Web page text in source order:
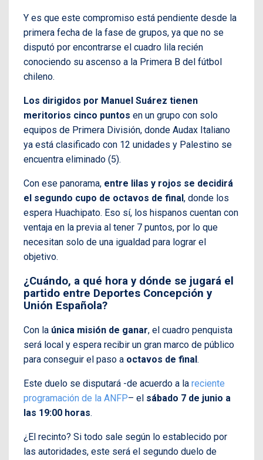
Y es que este compromiso está pendiente desde la
primera fecha de la fase de grupos, ya que no se
disputó por encontrarse el cuadro lila recién
conociendo su ascenso a la Primera B del fútbol
chileno.
Los dirigidos por Manuel Suárez tienen
meritorios cinco puntos en un grupo con solo
equipos de Primera División, donde Audax Italiano
ya está clasificado con 12 unidades y Palestino se
encuentra eliminado (5).
Con ese panorama, entre lilas y rojos se decidirá
el segundo cupo de octavos de final, donde los
espera Huachipato. Eso sí, los hispanos cuentan con
ventaja en la previa al tener 7 puntos, por lo que
necesitan solo de una igualdad para lograr el
objetivo.
¿Cuándo, a qué hora y dónde se jugará el
partido entre Deportes Concepción y
Unión Española?
Con la única misión de ganar, el cuadro penquista
será local y espera recibir un gran marco de público
para conseguir el paso a octavos de final .
Este duelo se disputará -de acuerdo a la reciente
programación de la ANFP– el sábado 7 de junio a
las 19:00 horas.
¿El recinto? Si todo sale según lo establecido por
las autoridades, este será el segundo duelo de